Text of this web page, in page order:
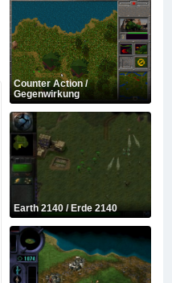
Counter Action /
Gegenwirkung
Earth 2140 / Erde 2140